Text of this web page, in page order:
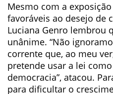
Mesmo com a
favoráveis ao desejo de
Luciana Genro lembrou
unânime. “Não
corrente que, ao meu
pretende usar a lei
democracia”, atacou.
para dificultar o